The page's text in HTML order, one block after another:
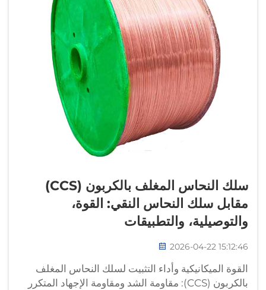
سلك النحاس المغلف بالكربون (CCS)
مقابل سلك النحاس النقي: القوة،
والتوصيلية، والتطبيقات
2026-04-22 15:12:46
القوة الميكانيكية وأداء التثبيت لسلك النحاس المغلف
بالكربون (CCS): مقاومة الشد ومقاومة الإجهاد المتكرر